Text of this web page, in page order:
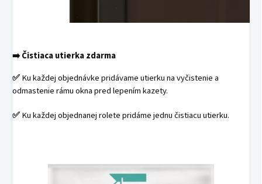
➡️Čistiaca utierka zdarma
✅Ku každej objednávke pridávame utierku na vyčistenie a
odmastenie rámu okna pred lepením kazety.
✅Ku každej objednanej rolete pridáme jednu čistiacu utierku.